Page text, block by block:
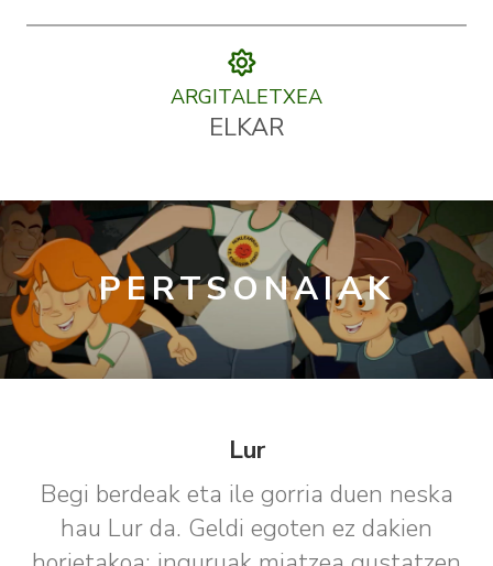
ARGITALETXEA
ELKAR
PERTSONAIAK
Lur
Begi berdeak eta ile gorria duen neska
hau Lur da. Geldi egoten ez dakien